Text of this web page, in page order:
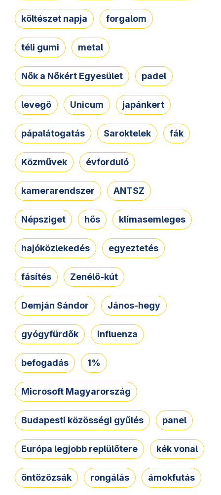
költészet napja forgalom
téli gumi metal
Nők a Nőkért Egyesület padel
levegő Unicum japánkert
pápalátogatás Saroktelek fák
Közművek évforduló
kamerarendszer ANTSZ
Népsziget hős klímasemleges
hajóközlekedés egyeztetés
fásítés Zenélő-kút
Demján Sándor János-hegy
gyógyfürdők influenza
befogadás 1%
Microsoft Magyarország
Budapesti közösségi gyűlés panel
Európa legjobb replülőtere kék vonal
öntözőzsák rongálás ámokfutás